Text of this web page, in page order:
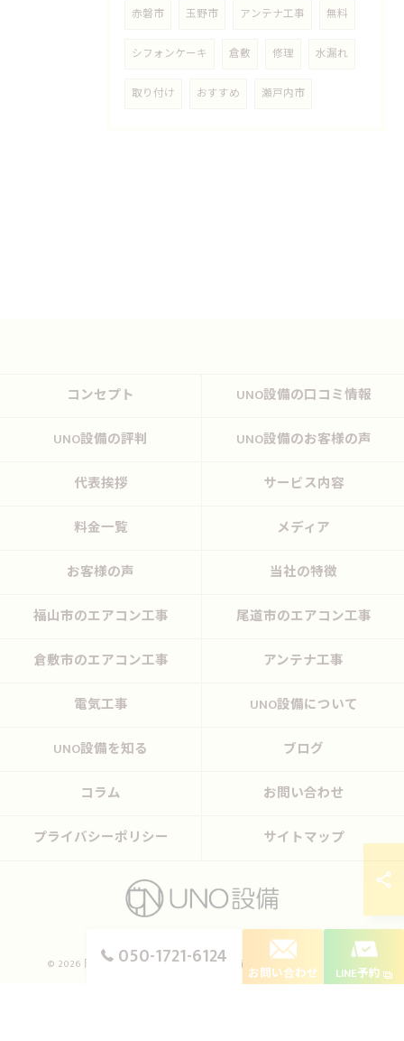
赤磐市 玉野市 アンテナ工事 無料
シフォンケーキ 倉敷 修理 水漏れ
取り付け おすすめ 瀬戸内市
050-1721-6124
お問い合わせ LINE予約
コンセプト UNO設備の口コミ情報
UNO設備の評判 UNO設備のお客様の声
代表挨拶 サービス内容
料金一覧 メディア
お客様の声 当社の特徴
福山市のエアコン工事 尾道市のエアコン工事
倉敷市のエアコン工事 アンテナ工事
電気工事 UNO設備について
UNO設備を知る ブログ
コラム お問い合わせ
プライバシーポリシー サイトマップ
© 2026 岡山のエアコン工事ならUNO設備 ALL RIGHTS RESERVED.